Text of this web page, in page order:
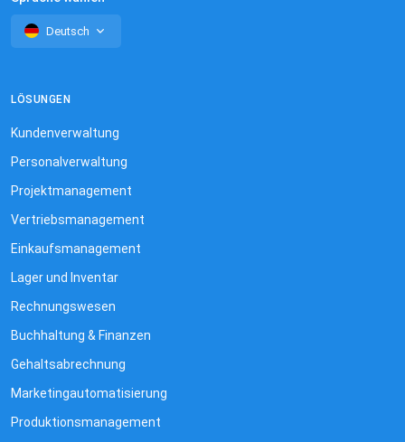
Deutsch
LÖSUNGEN
Kundenverwaltung
Personalverwaltung
Projektmanagement
Vertriebsmanagement
Einkaufsmanagement
Lager und Inventar
Rechnungswesen
Buchhaltung & Finanzen
Gehaltsabrechnung
Marketingautomatisierung
Produktionsmanagement